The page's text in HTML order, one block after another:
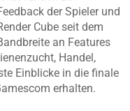
der Spieler und
Cube seit dem
an Features
Handel,
Einblicke in die finale
erhalten.